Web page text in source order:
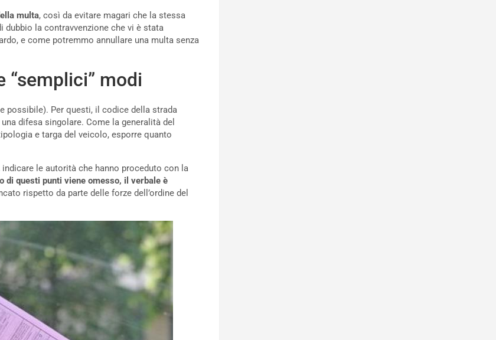
multa, così da evitare magari che la stessa
dubbio la contravvenzione che vi è stata
e come potremmo annullare una multa senza
“semplici” modi
possibile). Per questi, il codice della strada
difesa singolare. Come la generalità del
e targa del veicolo, esporre quanto
le autorità che hanno proceduto con la
di questi punti viene omesso, il verbale è
rispetto da parte delle forze dell’ordine del